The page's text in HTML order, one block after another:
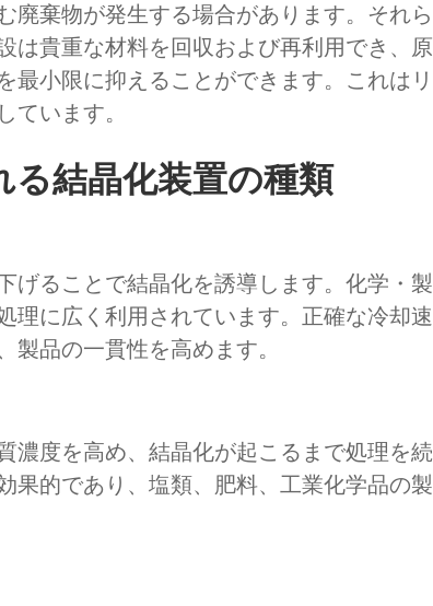
廃棄物が発生する場合があります。それら
は貴重な材料を回収および再利用でき、原
最小限に抑えることができます。これはリ
ています。
結晶化装置の種類
げることで結晶化を誘導します。化学・製
理に広く利用されています。正確な冷却速
製品の一貫性を高めます。
濃度を高め、結晶化が起こるまで処理を続
果的であり、塩類、肥料、工業化学品の製